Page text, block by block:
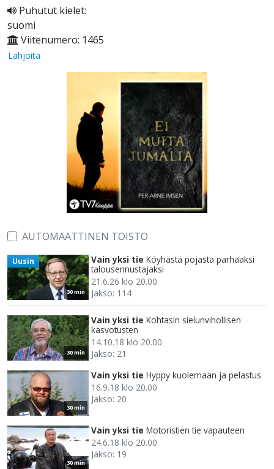
Puhutut kielet:
suomi
Viitenumero: 1465
Lahjoita
AUTOMAATTINEN TOISTO
30 min
Uusin Vain yksi tie Köyhästä pojasta parhaaksi
talousennustajaksi
21.6.26 klo 20.00
Jakso: 114
30 min
Vain yksi tie Kohtasin sielunvihollisen
kasvotusten
14.10.18 klo 20.00
Jakso: 21
30 min
Vain yksi tie Hyppy kuolemaan ja pelastus
16.9.18 klo 20.00
Jakso: 20
30 min
Vain yksi tie Motoristien tie vapauteen
24.6.18 klo 20.00
Jakso: 19